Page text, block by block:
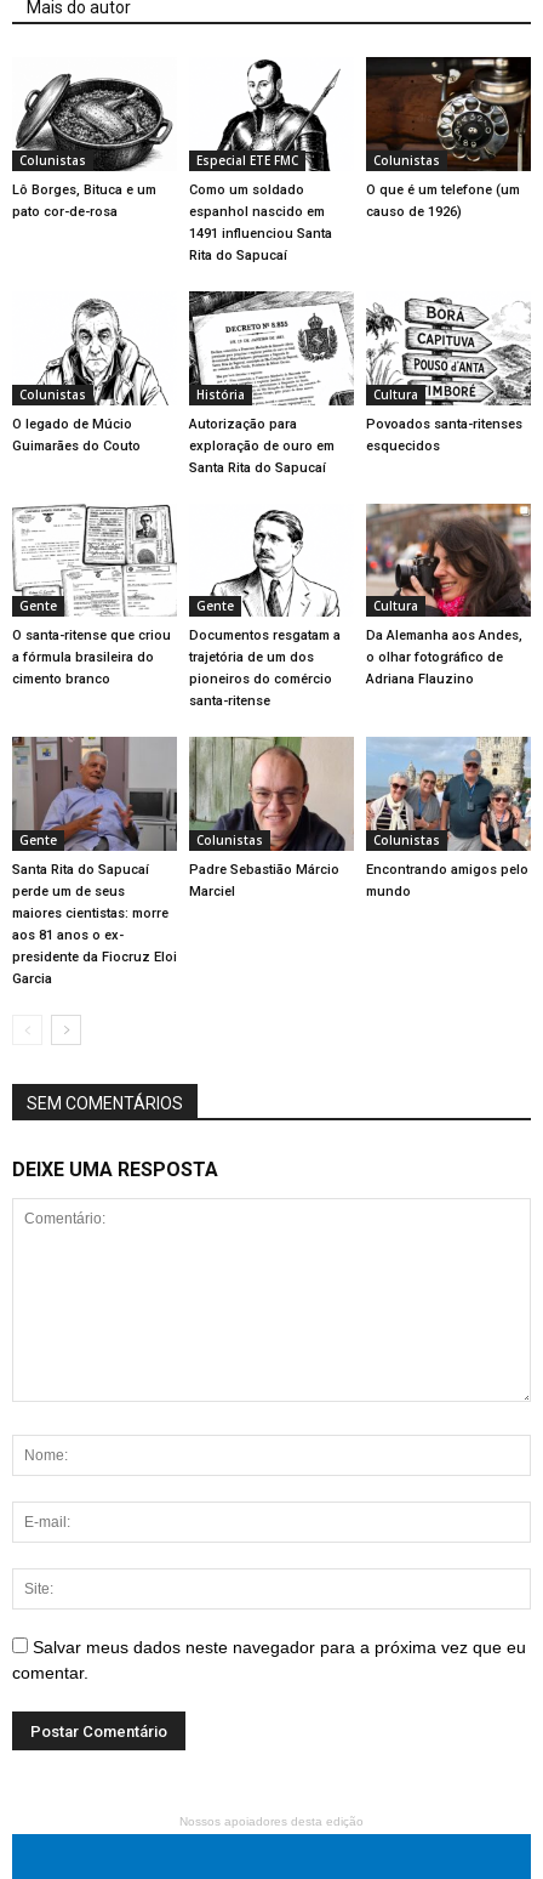
Mais do autor
Colunistas
Lô Borges, Bituca e um
pato cor-de-rosa
Especial ETE FMC
Como um soldado
espanhol nascido em
1491 influenciou Santa
Rita do Sapucaí
Colunistas
O que é um telefone (um
causo de 1926)
Colunistas
O legado de Múcio
Guimarães do Couto
História
Autorização para
exploração de ouro em
Santa Rita do Sapucaí
Cultura
Povoados santa-ritenses
esquecidos
Gente
O santa-ritense que criou
a fórmula brasileira do
cimento branco
Gente
Documentos resgatam a
trajetória de um dos
pioneiros do comércio
santa-ritense
Cultura
Da Alemanha aos Andes,
o olhar fotográfico de
Adriana Flauzino
Gente
Santa Rita do Sapucaí
perde um de seus
maiores cientistas: morre
aos 81 anos o ex-
presidente da Fiocruz Eloi
Garcia
Colunistas
Padre Sebastião Márcio
Marciel
Colunistas
Encontrando amigos pelo
mundo
SEM COMENTÁRIOS
DEIXE UMA RESPOSTA
Salvar meus dados neste navegador para a próxima vez que eu
comentar.
Nossos apoiadores desta edição